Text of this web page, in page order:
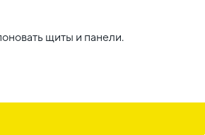
щиты и панели.